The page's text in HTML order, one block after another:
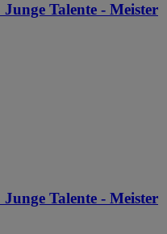
Talente - Meister
Talente - Meister